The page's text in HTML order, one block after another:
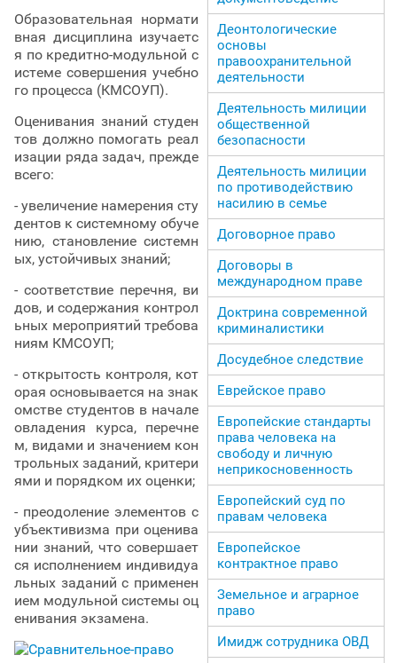
Образовательная нормати
вная дисциплина изучаетс
я по кредитно-модульной с
истеме совершения учебно
го процесса (КМСОУП).
Оценивания знаний студен
тов должно помогать реал
изации ряда задач, прежде
всего:
- увеличение намерения сту
дентов к системному обуче
нию, становление системн
ых, устойчивых знаний;
- соответствие перечня, ви
дов, и содержания контрол
ьных мероприятий требова
ниям КМСОУП;
- открытость контроля, кот
орая основывается на знак
омстве студентов в начале
овладения курса, перечне
м, видами и значением кон
трольных заданий, критери
ями и порядком их оценки;
- преодоление элементов с
убъективизма при оценива
нии знаний, что совершает
ся исполнением индивидуа
льных заданий с применен
ием модульной системы оц
енивания экзамена.
Деонтологические
основы
правоохранительной
деятельности
Деятельность милиции
общественной
безопасности
Деятельность милиции
по противодействию
насилию в семье
Договорное право
Договоры в
международном праве
Доктрина современной
криминалистики
Досудебное следствие
Еврейское право
Европейские стандарты
права человека на
свободу и личную
неприкосновенность
Европейский суд по
правам человека
Европейское
контрактное право
Земельное и аграрное
право
Имидж сотрудника ОВД